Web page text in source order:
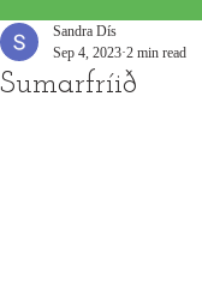
Sumarfríið
Sandra Dís
Sep 4, 2023 2 min read